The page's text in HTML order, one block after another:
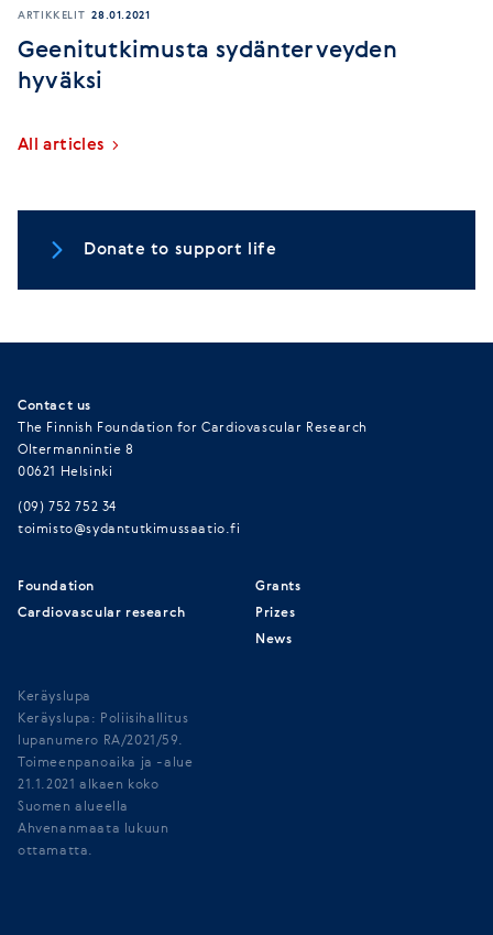
ARTIKKELIT 28.01.2021
Geenitutkimusta sydänterveyden
hyväksi
All articles
Donate to support life
Contact us
The Finnish Foundation for Cardiovascular Research
Oltermannintie 8
00621 Helsinki
(09) 752 752 34
toimisto@sydantutkimussaatio.fi
Foundation
Cardiovascular research
Grants
Prizes
News
Keräyslupa
Keräyslupa: Poliisihallitus
lupanumero RA/2021/59.
Toimeenpanoaika ja -alue
21.1.2021 alkaen koko
Suomen alueella
Ahvenanmaata lukuun
ottamatta.